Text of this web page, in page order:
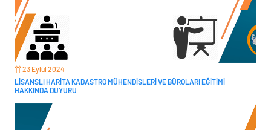
23 Eylül 2024
LİSANSLI HARİTA KADASTRO MÜHENDİSLERİ VE BÜROLARI EĞİTİMİ
HAKKINDA DUYURU